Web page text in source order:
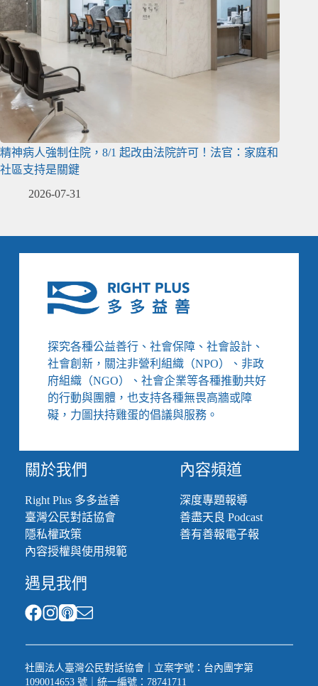
精神病人強制住院，8/1 起改由法院許可！法官：家庭和
社區支持是關鍵
2026-07-31
探究各種公益善行、社會保障、社會設計、
社會創新，關注非營利組織（NPO）、非政
府組織（NGO）、社會企業等各種推動共好
的行動與團體，也支持各種無畏高牆或障
礙，力圖扶持雞蛋的倡議與服務。
關於我們
Right Plus 多多益善
臺灣公民對話協會
隱私權政策
內容授權與使用規範
內容頻道
深度專題報導
善盡天良 Podcast
善有善報電子報
遇見我們
社團法人臺灣公民對話協會｜立案字號：台內團字第
1090014653 號｜統一編號：78741711